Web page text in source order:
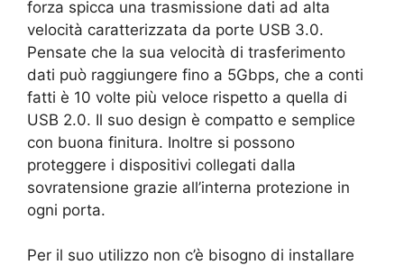
forza spicca una trasmissione dati ad alta
velocità caratterizzata da porte USB 3.0.
Pensate che la sua velocità di trasferimento
dati può raggiungere fino a 5Gbps, che a conti
fatti è 10 volte più veloce rispetto a quella di
USB 2.0. Il suo design è compatto e semplice
con buona finitura. Inoltre si possono
proteggere i dispositivi collegati dalla
sovratensione grazie all’interna protezione in
ogni porta.
Per il suo utilizzo non c’è bisogno di installare